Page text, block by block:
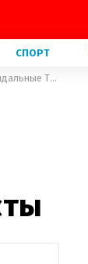
СПОРТ
Звезды "Стражей галактики" поддержали режиссера, которого выгнали за скандальные Twitter-посты